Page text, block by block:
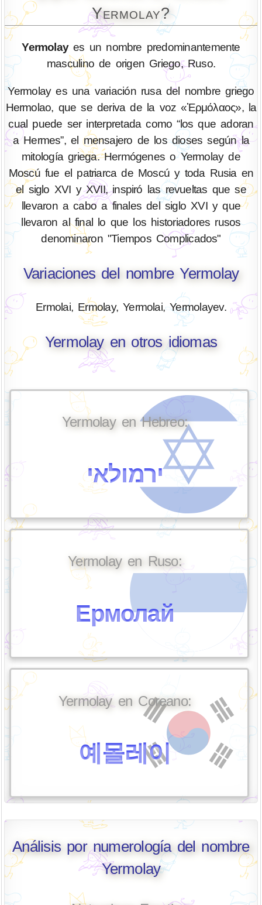
Yermolay?
Yermolayes un nombre predominantemente
masculino de origen Griego, Ruso.
Yermolay es una variación rusa del nombre griego
Hermolao, que se deriva de la voz «Ἑρμόλαος», la
cual puede ser interpretada como “los que adoran
a Hermes”, el mensajero de los dioses según la
mitología griega. Hermógenes o Yermolay de
Moscú fue el patriarca de Moscú y toda Rusia en
el siglo XVI y XVII, inspiró las revueltas que se
llevaron a cabo a finales del siglo XVI y que
llevaron al final lo que los historiadores rusos
denominaron "Tiempos Complicados"
Variaciones del nombre Yermolay
Ermolai, Ermolay, Yermolai, Yermolayev.
Yermolay en otros idiomas
Yermolay en Hebreo:
ירמולאי
Yermolay en Ruso:
Ермолай
Yermolay en Coreano:
예몰레이
Análisis por numerología del nombre
Yermolay